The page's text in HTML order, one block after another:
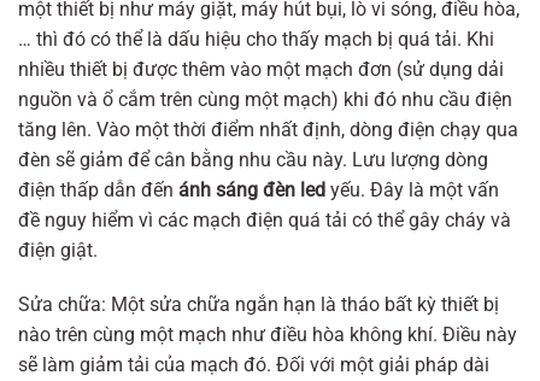
một thiết bị như máy giặt, máy hút bụi, lò vi sóng, điều hòa,
… thì đó có thể là dấu hiệu cho thấy mạch bị quá tải. Khi
nhiều thiết bị được thêm vào một mạch đơn (sử dụng dải
nguồn và ổ cắm trên cùng một mạch) khi đó nhu cầu điện
tăng lên. Vào một thời điểm nhất định, dòng điện chạy qua
đèn sẽ giảm để cân bằng nhu cầu này. Lưu lượng dòng
điện thấp dẫn đến ánh sáng đèn led yếu. Đây là một vấn
đề nguy hiểm vì các mạch điện quá tải có thể gây cháy và
điện giật.
Sửa chữa: Một sửa chữa ngắn hạn là tháo bất kỳ thiết bị
nào trên cùng một mạch như điều hòa không khí. Điều này
sẽ làm giảm tải của mạch đó. Đối với một giải pháp dài